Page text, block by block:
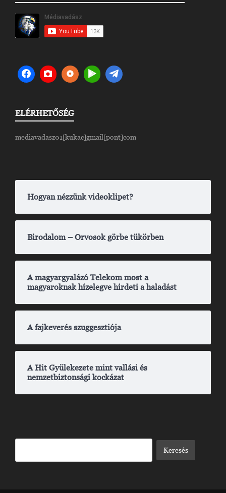
ELÉRHETŐSÉG
mediavadasz01[kukac]gmail[pont]com
Hogyan nézzünk videoklipet?
Birodalom – Orvosok görbe tükörben
A magyargyalázó Telekom most a
magyaroknak hízelegve hirdeti a haladást
A fajkeverés szuggesztiója
A Hit Gyülekezete mint vallási és
nemzetbiztonsági kockázat